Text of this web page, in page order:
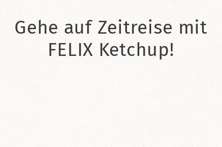
Gehe auf Zeitreise mit
FELIX Ketchup!